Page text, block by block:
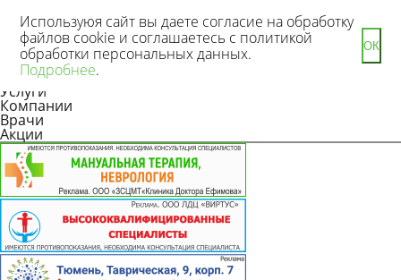
Новости
Статьи
Услуги
Компании
Врачи
Акции
Используюя сайт вы даете согласие на обработку
файлов cookie и соглашаетесь с политикой
обработки персональных данных.
Подробнее.
ОК